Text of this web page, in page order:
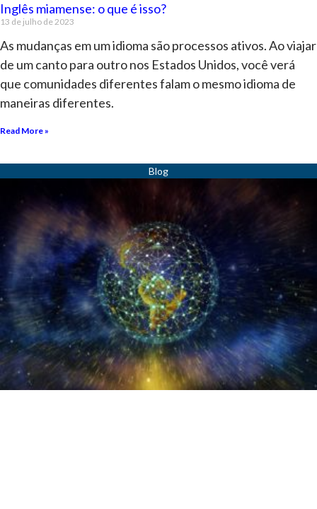
Inglês miamense: o que é isso?
13 de julho de 2023
As mudanças em um idioma são processos ativos. Ao viajar
de um canto para outro nos Estados Unidos, você verá
que comunidades diferentes falam o mesmo idioma de
maneiras diferentes.
Read More »